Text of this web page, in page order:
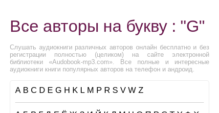
Все авторы на букву : "G"
Слушать аудиокниги различных авторов онлайн бесплатно и без
регистрации полностью (целиком) на сайте электронной
библиотеки «Audobook-mp3.com». Все полные и интересные
аудиокниги книги популярных авторов на телефон и андроид.
A B C D E G H K L M P R S V W Z